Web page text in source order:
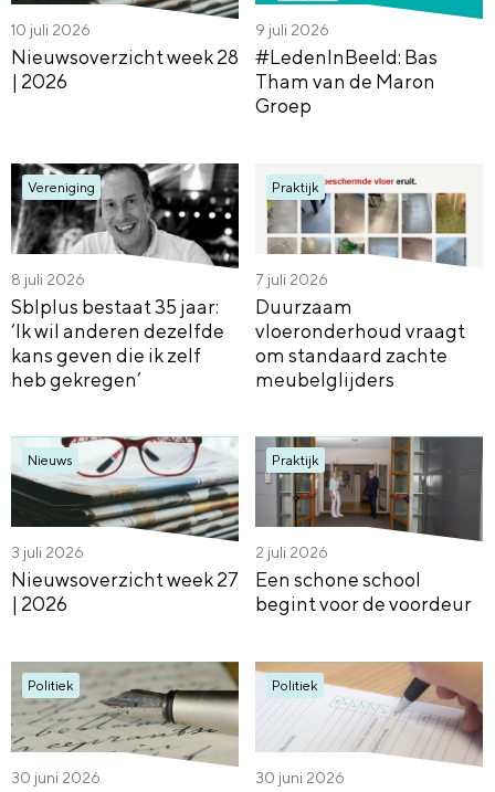
10 juli 2026
Nieuwsoverzicht week 28
| 2026
9 juli 2026
#LedenInBeeld: Bas
Tham van de Maron
Groep
Vereniging
8 juli 2026
Sblplus bestaat 35 jaar:
‘Ik wil anderen dezelfde
kans geven die ik zelf
heb gekregen’
Praktijk
7 juli 2026
Duurzaam
vloeronderhoud vraagt
om standaard zachte
meubelglijders
Nieuws
3 juli 2026
Nieuwsoverzicht week 27
| 2026
Praktijk
2 juli 2026
Een schone school
begint voor de voordeur
Politiek
30 juni 2026
Politiek
30 juni 2026